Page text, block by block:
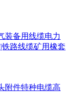
装备用线缆电力
铁路线缆矿用橡套
附件特种电缆高